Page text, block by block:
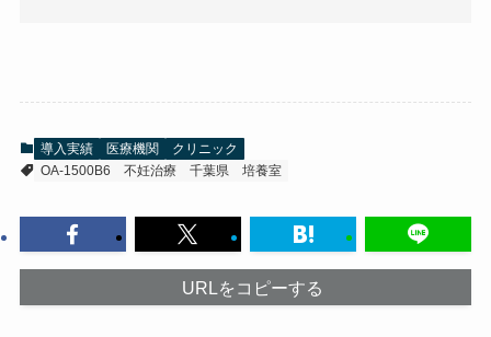
導入実績 医療機関
クリニック
OA-1500B6
不妊治療 千葉県 培養室
URLをコピーする